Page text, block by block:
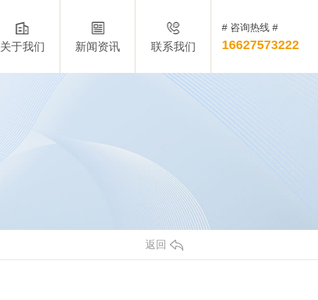
关于我们 新闻资讯 联系我们
# 咨询热线 #
16627573222
返回